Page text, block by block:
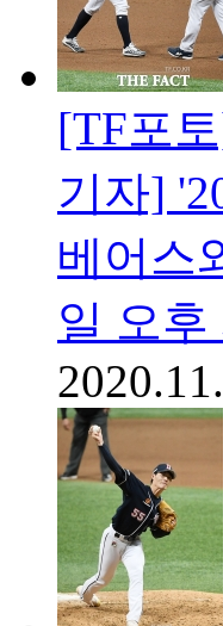
[TF포
기자]
베어스
일 오